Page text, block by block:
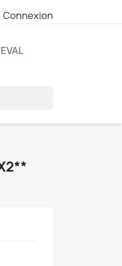
Connexion